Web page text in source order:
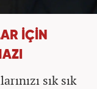
İÇİN
sık sık